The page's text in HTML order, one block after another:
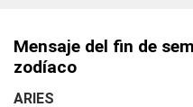
Mensaje del fin de
zodíaco
ARIES